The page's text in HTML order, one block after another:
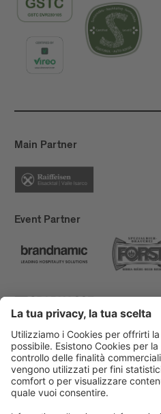
Main Partner
Event Partner
Bressanone Turismo
Privacy
Note legali
Mappa del sito